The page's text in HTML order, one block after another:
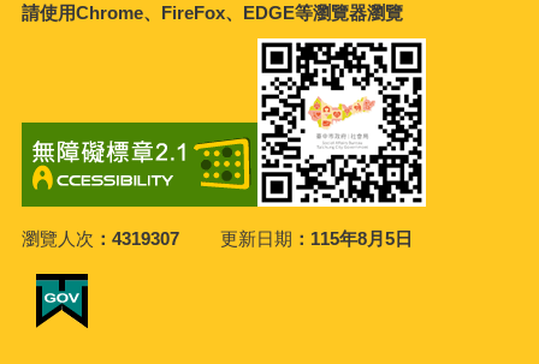
請使用Chrome、FireFox、EDGE等瀏覽器瀏覽
瀏覽人次 4319307 更新日期 115年8月5日